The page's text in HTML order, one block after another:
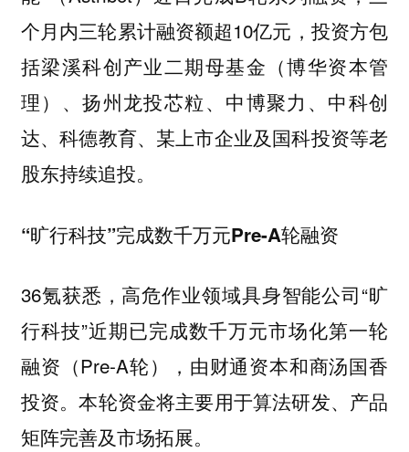
个月内三轮累计融资额超10亿元，投资方包
括梁溪科创产业二期母基金（博华资本管
理）、扬州龙投芯粒、中博聚力、中科创
达、科德教育、某上市企业及国科投资等老
股东持续追投。
“旷行科技”完成数千万元Pre-A轮融资
36氪获悉，高危作业领域具身智能公司“旷
行科技”近期已完成数千万元市场化第一轮
融资（Pre-A轮），由财通资本和商汤国香
投资。本轮资金将主要用于算法研发、产品
矩阵完善及市场拓展。